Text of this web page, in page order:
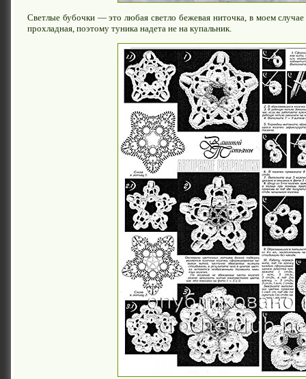
Светлые бубочки — это любая светло бежевая ниточка, в моем
прохладная, поэтому туника надета не на купальник.